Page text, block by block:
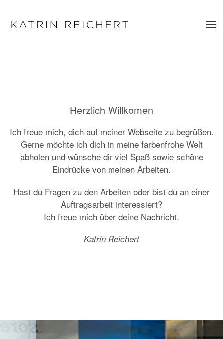
Zum Hauptinhalt springen
Herzlich Willkomen
Ich freue mich, dich auf meiner Webseite zu begrüßen.
Gerne möchte ich dich in meine farbenfrohe Welt
abholen und wünsche dir viel Spaß sowie schöne
Eindrücke von meinen Arbeiten.
Hast du Fragen zu den Arbeiten oder bist du an einer
Auftragsarbeit interessiert?
Ich freue mich über deine Nachricht.
Katrin Reichert